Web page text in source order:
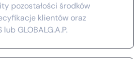
pozostałości środków
klientów oraz
GLOBALG.A.P.